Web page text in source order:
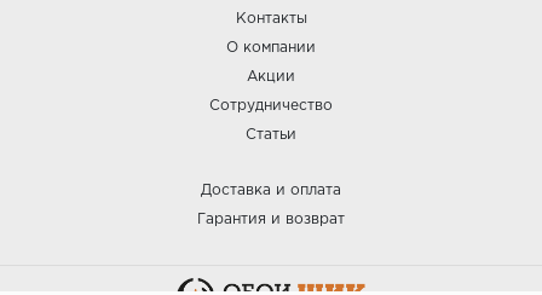
Контакты
О компании
Акции
Сотрудничество
Статьи
Доставка и оплата
Гарантия и возврат